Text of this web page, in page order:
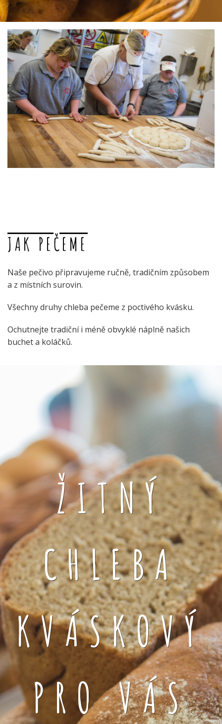
JAK PEČEME
Naše pečivo připravujeme ručně, tradičním způsobem
a z místních surovin.
Všechny druhy chleba pečeme z poctivého kvásku.
Ochutnejte tradiční i méně obvyklé náplně našich
buchet a koláčků.
ŽITNÝ
CHLEBA
KVÁSKOVÝ
PRO VÁS